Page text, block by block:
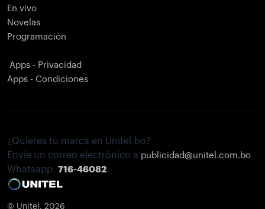
En vivo
Novelas
Programación
Apps - Privacidad
Apps - Condiciones
¿Quieres tu marca en Unitel.bo?
Envíe un correo electrónico a publicidad@unitel.com.bo
Whatsapp: 716-46082
© Unitel. 2026